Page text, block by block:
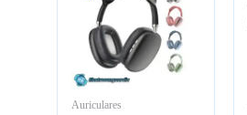
Auriculares